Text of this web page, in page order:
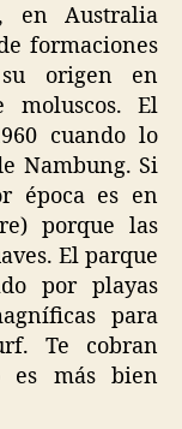
en Australia
formaciones
origen en
moluscos. El
cuando lo
Nambung. Si
época es en
porque las
El parque
por playas
para
Te cobran
es más bien